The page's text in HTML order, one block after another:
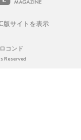
版サイトを表示
コンド
Reserved